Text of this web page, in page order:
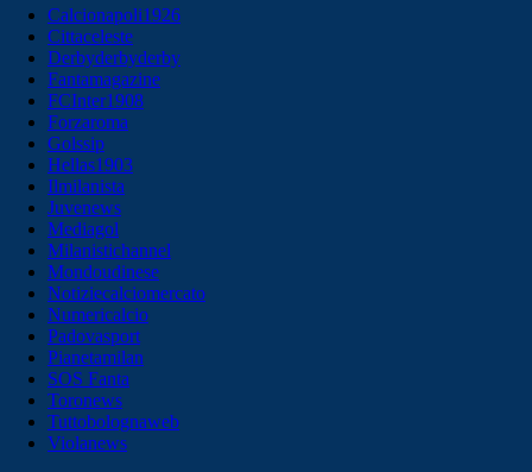
Calcionapoli1926
Cittaceleste
Derbyderbyderby
Fantamagazine
FCInter1908
Forzaroma
Golssip
Hellas1903
Ilmilanista
Juvenews
Mediagol
Milanistichannel
Mondoudinese
Notiziecalciomercato
Numericalcio
Padovasport
Pianetamilan
SOS Fanta
Toronews
Tuttobolognaweb
Violanews